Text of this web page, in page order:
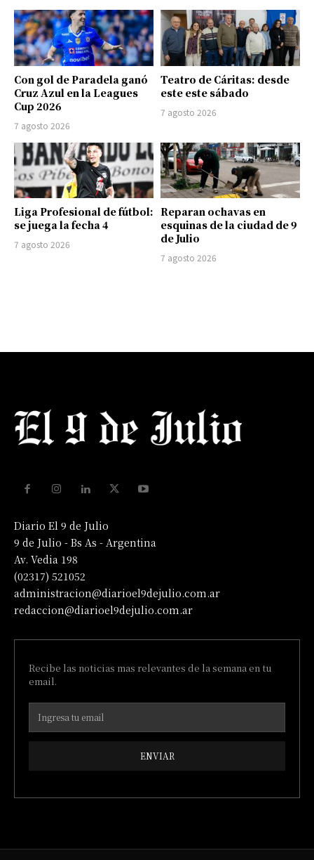
Con gol de Paradela ganó
Cruz Azul en la Leagues
Cup 2026
7 agosto 2026
Teatro de Cáritas: desde
este este sábado
7 agosto 2026
Liga Profesional de fútbol:
se juega la fecha 4
7 agosto 2026
Reparan ochavas en
esquinas de la ciudad de 9
de Julio
7 agosto 2026
Diario El 9 de Julio
9 de Julio - Bs As - Argentina
Av. Vedia 198
(02317) 521052
administracion@diarioel9dejulio.com.ar
redaccion@diarioel9dejulio.com.ar
Recibe las noticias mas relevantes de la semana en tu
email.
ENVIAR